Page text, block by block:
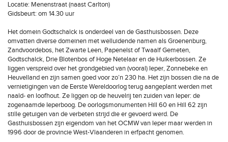
Locatie: Menenstraat (naast Carlton)
Gidsbeurt: om 14.30 uur
Het domein Godtschalck is onderdeel van de Gasthuisbossen. Deze
omvatten diverse domeinen met welluidende namen als Groenenburg,
Zandvoordebos, het Zwarte Leen, Papenelst of Twaalf Gemeten,
Godtschalck, Drie Blotenbos of Hoge Netelaar en de Huikerbossen. Ze
liggen verspreid over het grondgebied van (vooral) Ieper, Zonnebeke en
Heuvelland en zijn samen goed voor zo’n 230 ha. Het zijn bossen die na de
vernietigingen van de Eerste Wereldoorlog terug aangeplant werden met
naald- en loofhout. Ze liggen op de heuvelrij ten zuiden van Ieper: de
zogenaamde Ieperboog. De oorlogsmonumenten Hill 60 en Hill 62 zijn
stille getuigen van de verbeten strijd die er gevoerd werd. De
Gasthuisbossen zijn eigendom van het OCMW van Ieper maar werden in
1996 door de provincie West-Vlaanderen in erfpacht genomen.